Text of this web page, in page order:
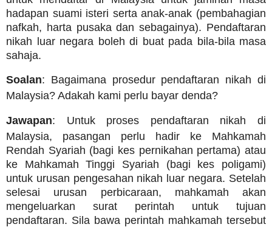
hadapan suami isteri serta anak-anak (pembahagian
nafkah, harta pusaka dan sebagainya). Pendaftaran
nikah luar negara boleh di buat pada bila-bila masa
sahaja.
Soalan: Bagaimana prosedur pendaftaran nikah di
Malaysia? Adakah kami perlu bayar denda?
Jawapan: Untuk proses pendaftaran nikah di
Malaysia, pasangan perlu hadir ke Mahkamah
Rendah Syariah (bagi kes pernikahan pertama) atau
ke Mahkamah Tinggi Syariah (bagi kes poligami)
untuk urusan pengesahan nikah luar negara. Setelah
selesai urusan perbicaraan, mahkamah akan
mengeluarkan surat perintah untuk tujuan
pendaftaran. Sila bawa perintah mahkamah tersebut